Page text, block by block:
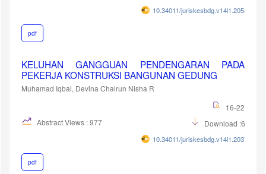
10.34011/juriskesbdg.v14i1.2058
pdf
KELUHAN GANGGUAN PENDENGARAN PADA
PEKERJA KONSTRUKSI BANGUNAN GEDUNG
Muhamad Iqbal, Devina Chairun Nisha R
16-22
Abstract Views : 977
Download :671
10.34011/juriskesbdg.v14i1.2037
pdf